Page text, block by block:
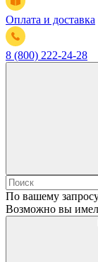
Оплата и доставка
8 (800) 222-24-28
По вашему
Возможно вы